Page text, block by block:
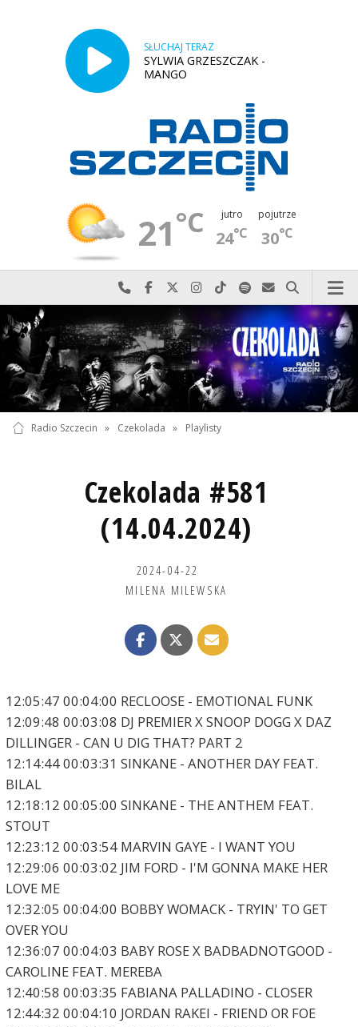
SŁUCHAJ TERAZ
SYLWIA GRZESZCZAK -
MANGO
21°C jutro
24°C
pojutrze
30°C
Najlepiej po prostu do nas zadzwoń
Odwiedź nas na Facebook-u
Odwiedź nas na X
Odwiedź nas na Instagram-ie
Odwiedź nas na TikTok-u
Szukaj nas na Spotify
Wyślij do nas
Szukaj
Radio Szczecin » Czekolada » Playlisty
Czekolada #581
(14.04.2024)
2024-04-22
MILENA MILEWSKA
12:05:47 00:04:00 RECLOOSE - EMOTIONAL FUNK
12:09:48 00:03:08 DJ PREMIER X SNOOP DOGG X DAZ
DILLINGER - CAN U DIG THAT? PART 2
12:14:44 00:03:31 SINKANE - ANOTHER DAY FEAT.
BILAL
12:18:12 00:05:00 SINKANE - THE ANTHEM FEAT.
STOUT
12:23:12 00:03:54 MARVIN GAYE - I WANT YOU
12:29:06 00:03:02 JIM FORD - I'M GONNA MAKE HER
LOVE ME
12:32:05 00:04:00 BOBBY WOMACK - TRYIN' TO GET
OVER YOU
12:36:07 00:04:03 BABY ROSE X BADBADNOTGOOD -
CAROLINE FEAT. MEREBA
12:40:58 00:03:35 FABIANA PALLADINO - CLOSER
12:44:32 00:04:10 JORDAN RAKEI - FRIEND OR FOE